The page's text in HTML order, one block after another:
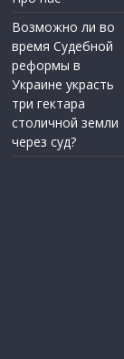
Возможно ли во
время Судебной
реформы в
Украине украсть
три гектара
столичной земли
через суд?